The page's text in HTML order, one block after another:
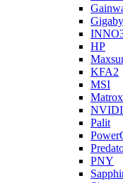
HP
KFA2
MSI
Matrox
Palit
PNY